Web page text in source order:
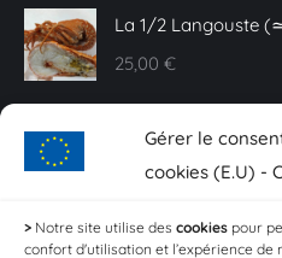
Gérer le
cookies (E.U) -
> Notre site utilise des cookies pour
confort d'utilisation et l’expérience de
La 1/2 Langouste
25,00 €
Sashimi de truite